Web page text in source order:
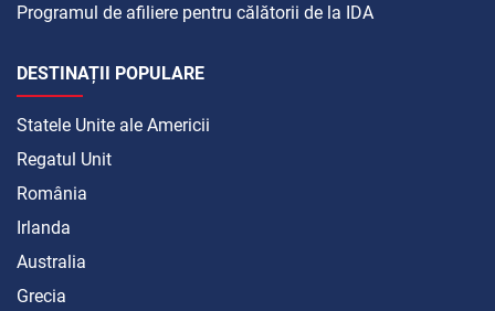
Programul de afiliere pentru călătorii de la IDA
DESTINAȚII POPULARE
Statele Unite ale Americii
Regatul Unit
România
Irlanda
Australia
Grecia